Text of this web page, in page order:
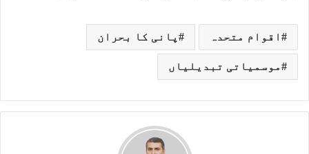
اقوام متحدہ پانی کا بحران
موسمیاتی تبدیلیاں